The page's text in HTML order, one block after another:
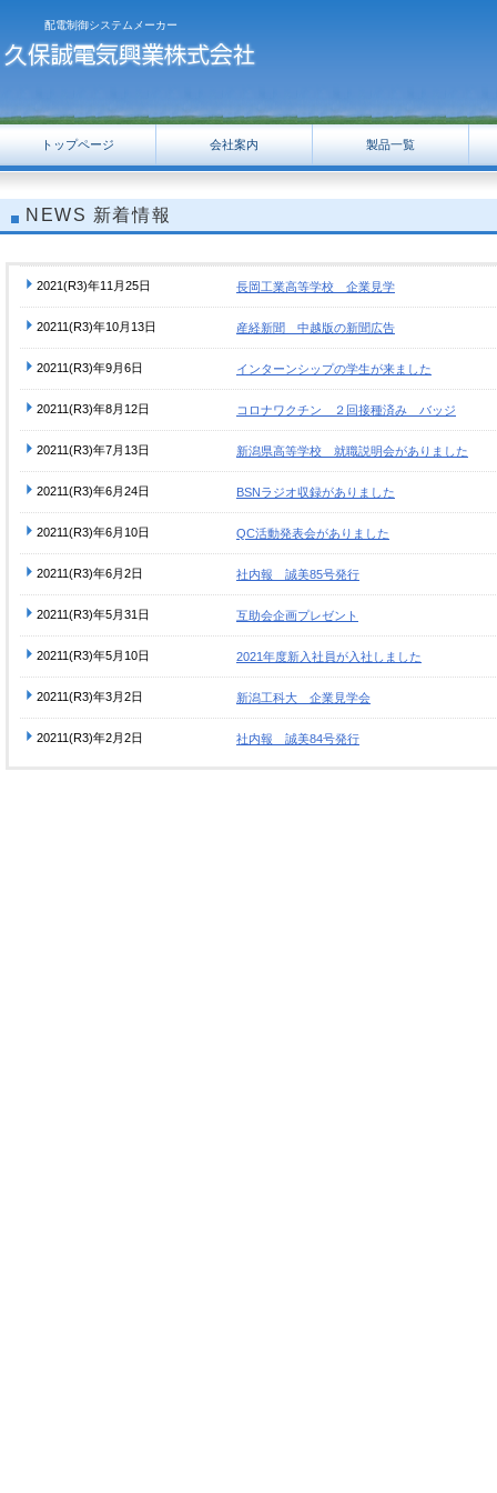
配電制御システムメーカー
NEWS 新着情報
2021(R3)年11月25日 長岡工業高等学校 企業見学
20211(R3)年10月13日 産経新聞 中越版の新聞広告
20211(R3)年9月6日 インターンシップの学生が来ました
20211(R3)年8月12日 コロナワクチン ２回接種済み バッジ
20211(R3)年7月13日 新潟県高等学校 就職説明会がありました
20211(R3)年6月24日 BSNラジオ収録がありました
20211(R3)年6月10日 QC活動発表会がありました
20211(R3)年6月2日 社内報 誠美85号発行
20211(R3)年5月31日 互助会企画プレゼント
20211(R3)年5月10日 2021年度新入社員が入社しました
20211(R3)年3月2日 新潟工科大 企業見学会
20211(R3)年2月2日 社内報 誠美84号発行
トップページ 会社案内 製品一覧